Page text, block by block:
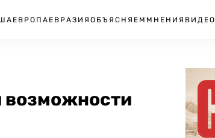
ЕВРОПА ЕВРАЗИЯ ОБЪЯСНЯЕМ МНЕНИЯ ВИДЕО
возможности